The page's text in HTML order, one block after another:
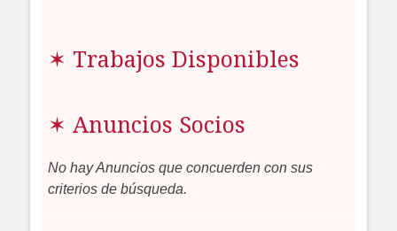
✶ Trabajos Disponibles
✶ Anuncios Socios
No hay Anuncios que concuerden con sus
criterios de búsqueda.